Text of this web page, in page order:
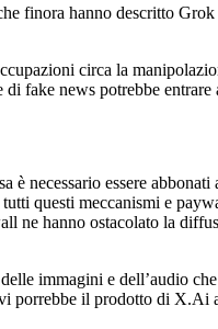
finora hanno descritto
circa la
fake news potrebbe entrare
necessario essere
questi meccanismi e
ne hanno ostacolato la
immagini e dell’audio
porrebbe il prodotto di X.Ai